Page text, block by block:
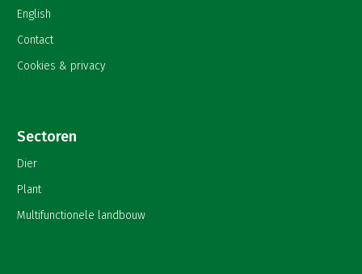
English
Contact
Cookies & privacy
Sectoren
Dier
Plant
Multifunctionele landbouw